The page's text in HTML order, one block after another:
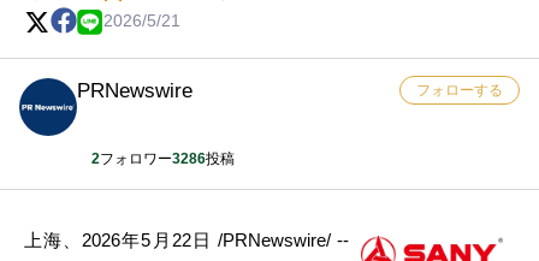
2026/5/21
PRNewswire
2フォロワー3286投稿
フォローする
上海、2026年5月22日 /PRNewswire/ --